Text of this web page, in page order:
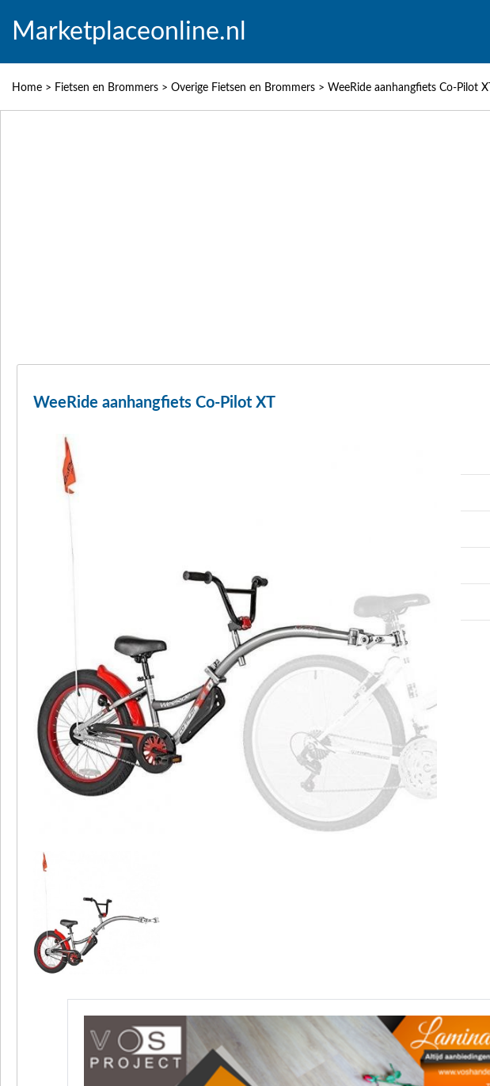
Marketplaceonline.nl
Home > Fietsen en Brommers > Overige Fietsen en Brommers > WeeRide aanhangfiets Co-Pilot XT
WeeRide aanhangfiets Co-Pilot XT